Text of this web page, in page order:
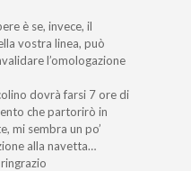
è se, invece, il
vostra linea, può
l’omologazione
dovrà farsi 7 ore di
che partorirò in
mi sembra un po’
alla navetta…